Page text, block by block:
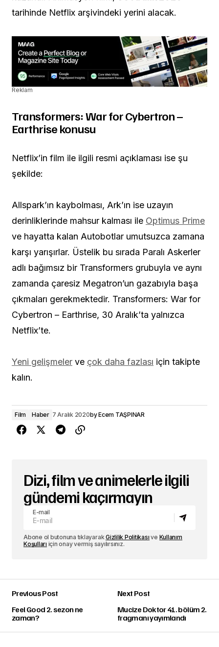
tarihinde Netflix arşivindeki yerini alacak.
Reklam
Transformers: War for Cybertron –
Earthrise konusu
Netflix’in film ile ilgili resmi açıklaması ise şu
şekilde:
Allspark’ın kaybolması, Ark’ın ise uzayın
derinliklerinde mahsur kalması ile Optimus Prime
ve hayatta kalan Autobotlar umutsuzca zamana
karşı yarışırlar. Üstelik bu sırada Paralı Askerler
adlı bağımsız bir Transformers grubuyla ve aynı
zamanda çaresiz Megatron’un gazabıyla başa
çıkmaları gerekmektedir. Transformers: War for
Cybertron – Earthrise, 30 Aralık’ta yalnızca
Netflix’te.
Yeni gelişmeler ve çok daha fazlası için takipte
kalın.
Film Haber 7 Aralık 2020byEcem TAŞPINAR
Dizi, film ve animelerle ilgili
gündemi kaçırmayın
E-mail
Abone ol butonuna tıklayarakGizlilik Politikası ve Kullanım
Koşulları için onay vermiş sayılırsınız.
Previous Post
Feel Good 2. sezon ne
zaman?
Next Post
Mucize Doktor 41. bölüm 2.
fragmanı yayımlandı